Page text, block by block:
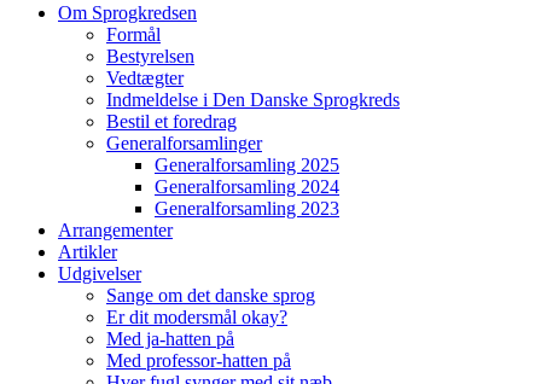
Om Sprogkredsen
Formål
Bestyrelsen
Vedtægter
Indmeldelse i Den Danske Sprogkreds
Bestil et foredrag
Generalforsamlinger
Generalforsamling 2025
Generalforsamling 2024
Generalforsamling 2023
Arrangementer
Artikler
Udgivelser
Sange om det danske sprog
Er dit modersmål okay?
Med ja-hatten på
Med professor-hatten på